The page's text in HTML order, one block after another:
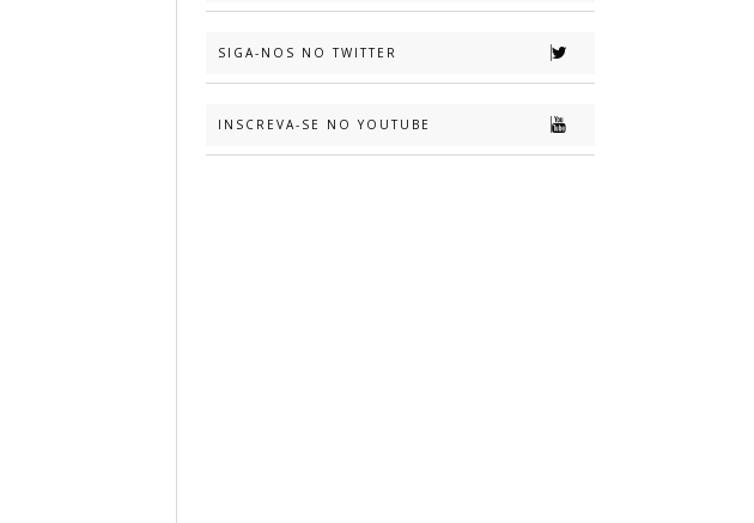
SIGA-NOS NO TWITTER
INSCREVA-SE NO YOUTUBE